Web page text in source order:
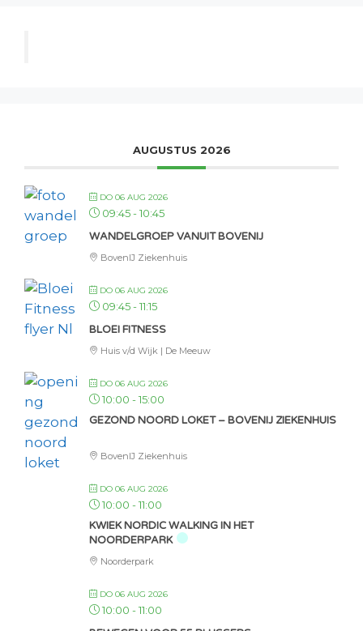
AUGUSTUS 2026
DO 06 AUG 2026
09:45-10:45
WANDELGROEP VANUIT BOVENIJ
BovenIJ Ziekenhuis
DO 06 AUG 2026
09:45-11:15
BLOEI FITNESS
Huis v/d Wijk | De Meeuw
DO 06 AUG 2026
10:00 -15:00
GEZOND NOORD LOKET – BOVENIJ ZIEKENHUIS
BovenIJ Ziekenhuis
DO 06 AUG 2026
10:00 -11:00
KWIEK NORDIC WALKING IN HET
NOORDERPARK
Noorderpark
DO 06 AUG 2026
10:00 -11:00